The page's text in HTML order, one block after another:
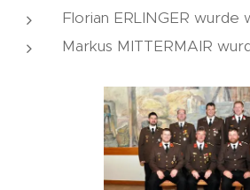
Florian ERLINGER
Markus MITTERMAIR